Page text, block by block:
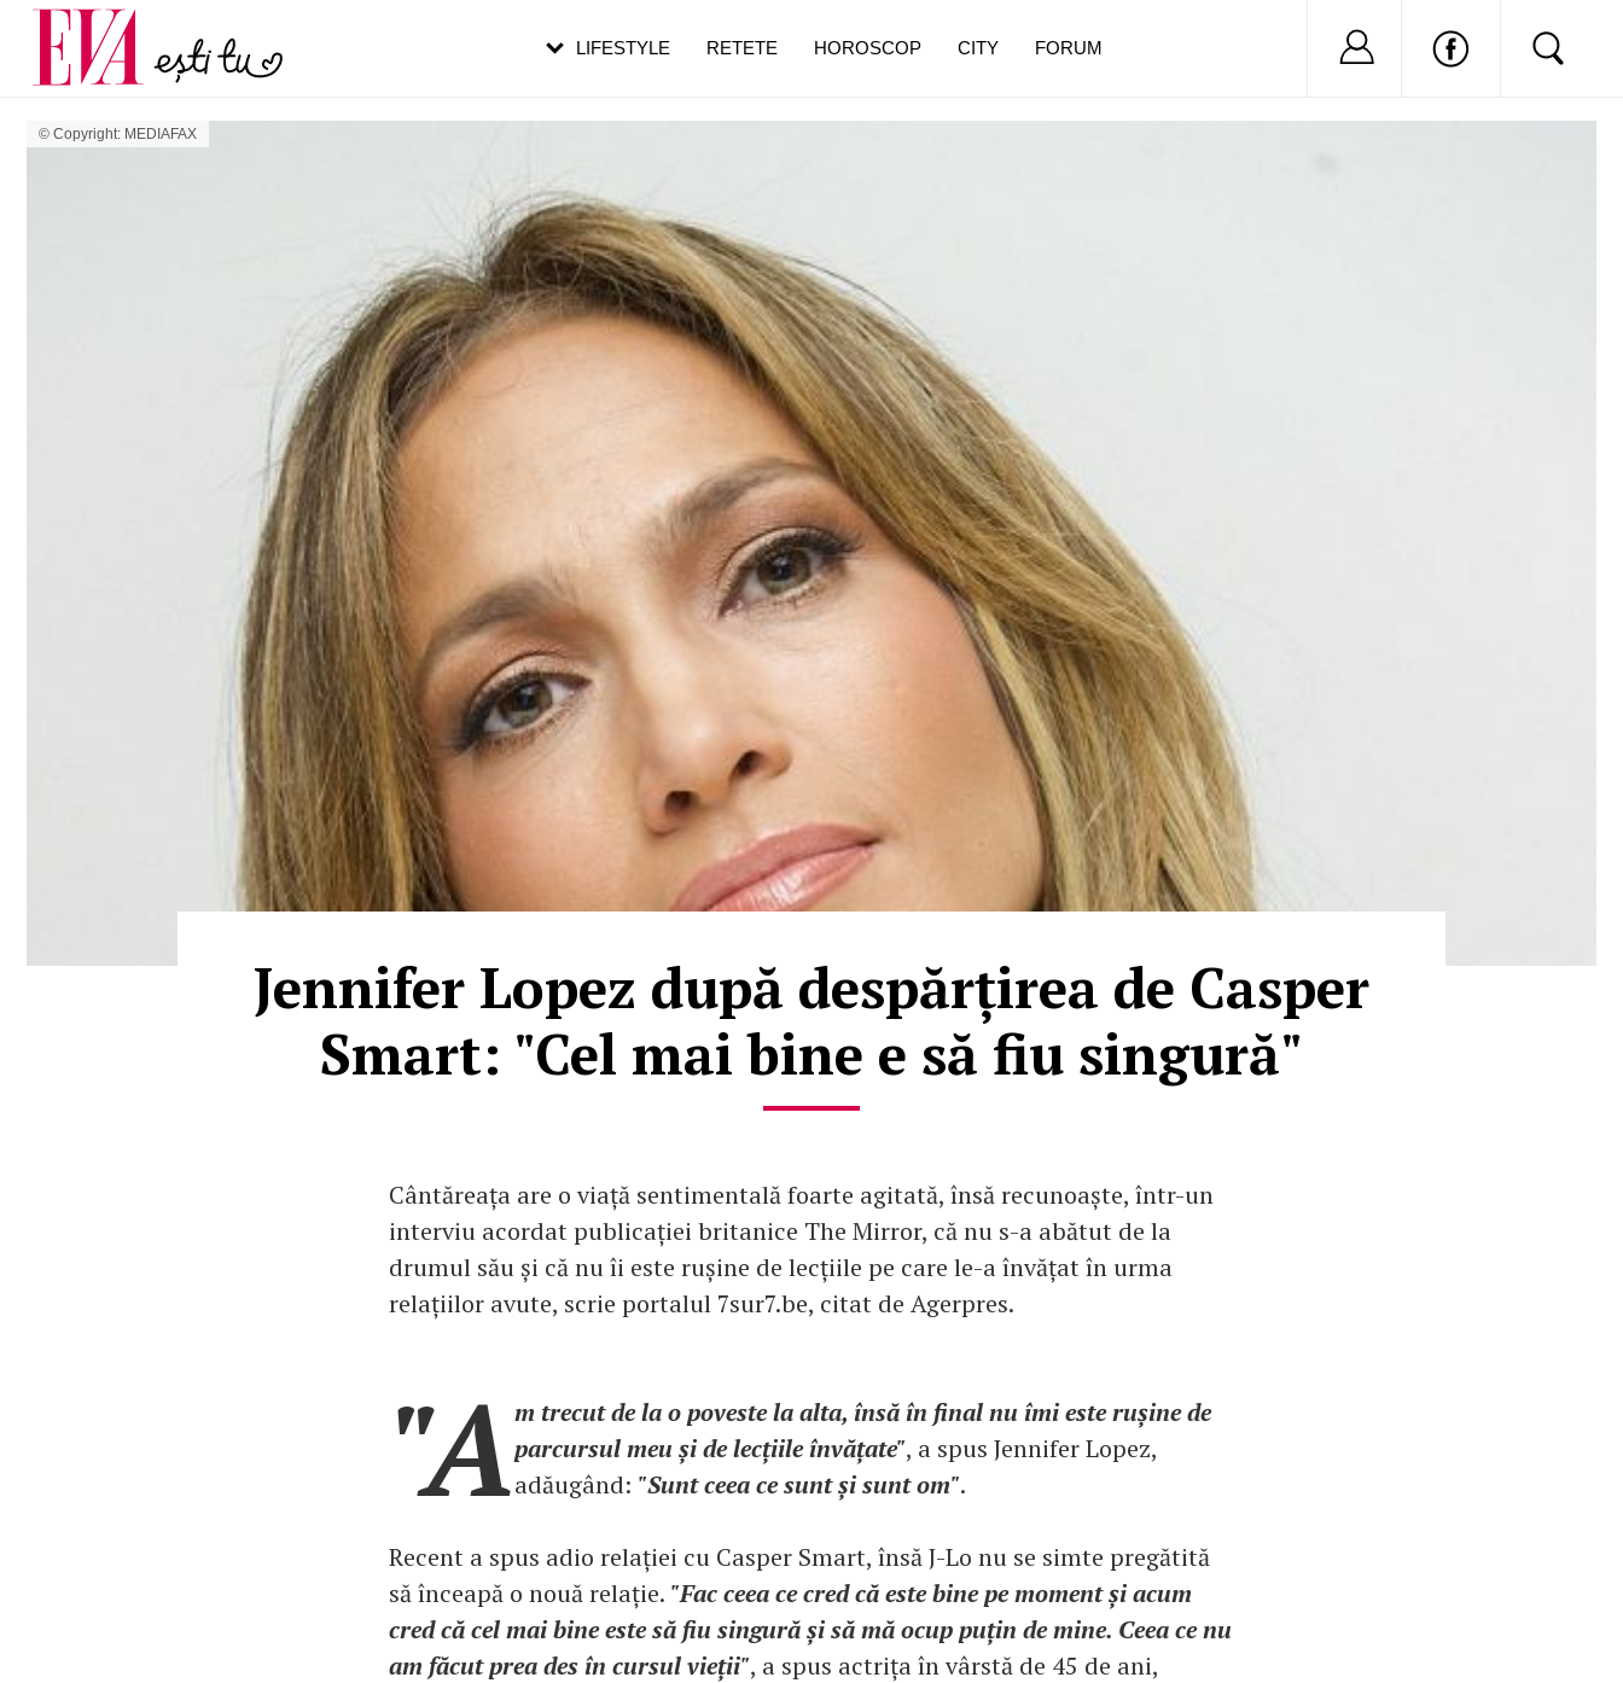
© Copyright: MEDIAFAX
Jennifer Lopez după despărțirea de Casper
Smart: "Cel mai bine e să fiu singură"
Cântăreața are o viață sentimentală foarte agitată, însă recunoaște, într-un
interviu acordat publicației britanice The Mirror, că nu s-a abătut de la
drumul său și că nu îi este rușine de lecțiile pe care le-a învățat în urma
relațiilor avute, scrie portalul 7sur7.be, citat de Agerpres.
"Am trecut de la o poveste la alta, însă în final nu îmi este rușine de
parcursul meu și de lecțiile învățate", a spus Jennifer Lopez,
adăugând: "Sunt ceea ce sunt și sunt om".
Recent a spus adio relației cu Casper Smart, însă J-Lo nu se simte pregătită
să înceapă o nouă relație. "Fac ceea ce cred că este bine pe moment și acum
cred că cel mai bine este să fiu singură și să mă ocup puțin de mine. Ceea ce nu
am făcut prea des în cursul vieții", a spus actrița în vârstă de 45 de ani,
LIFESTYLE RETETE HOROSCOP CITY FORUM Nu ai cont?
Carieră
Actualitate
pe măsură ce înaintezi în vârstă